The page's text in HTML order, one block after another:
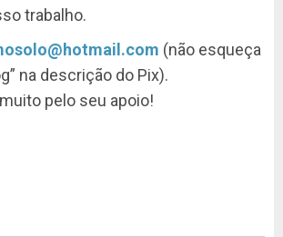
trabalho.
(não esqueça
na descrição do Pix).
pelo seu apoio!